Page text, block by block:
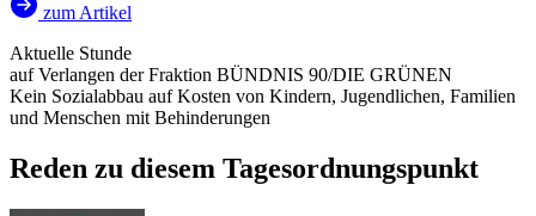
zum Artikel
Aktuelle Stunde
auf Verlangen der Fraktion BÜNDNIS 90/DIE GRÜNEN
Kein Sozialabbau auf Kosten von Kindern, Jugendlichen, Familien
und Menschen mit Behinderungen
Reden zu diesem Tagesordnungspunkt